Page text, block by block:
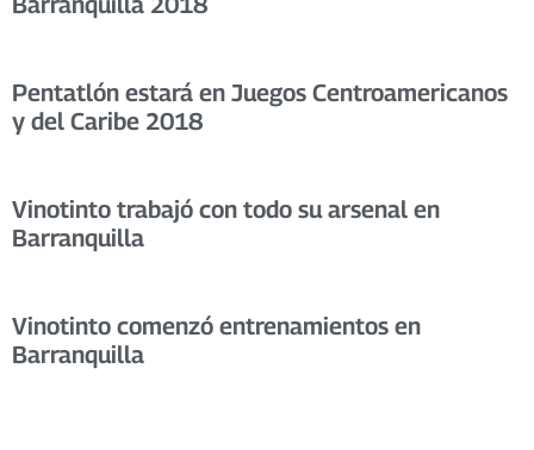
Pentatlón estará en Juegos Centroamericanos
y del Caribe 2018
Vinotinto trabajó con todo su arsenal en
Barranquilla
Vinotinto comenzó entrenamientos en
Barranquilla